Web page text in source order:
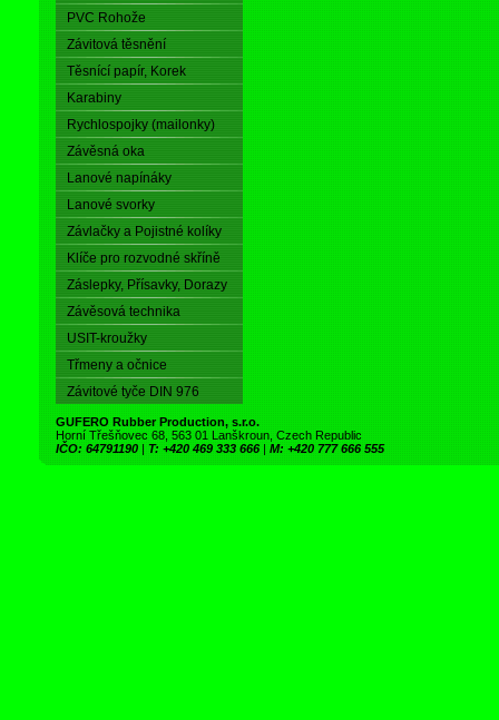
PVC Rohože
Závitová těsnění
Těsnící papír, Korek
Karabiny
Rychlospojky (mailonky)
Závěsná oka
Lanové napínáky
Lanové svorky
Závlačky a Pojistné kolíky
Klíče pro rozvodné skříně
Záslepky, Přísavky, Dorazy
Závěsová technika
USIT-kroužky
Třmeny a očnice
Závitové tyče DIN 976
GUFERO Rubber Production, s.r.o.
Horní Třešňovec 68, 563 01 Lanškroun, Czech Republic
IČO: 64791190 | T: +420 469 333 666 | M: +420 777 666 555